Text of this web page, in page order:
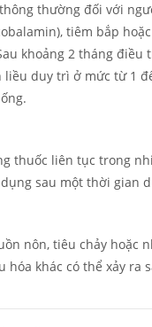
thường đối với
tiêm bắp
khoảng 2 tháng điều
liều duy trì ở mức từ 1
thuốc liên tục trong
sau một thời gian
nôn, tiêu chảy hoặc
hóa khác có thể xảy ra